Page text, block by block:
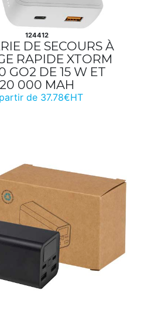
124412
DE SECOURS À
RAPIDE XTORM
GO2 DE 15 W ET
20 000 MAH
de 37.78€HT